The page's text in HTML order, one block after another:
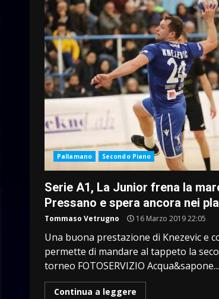
Pallamano Secondo Piano
Serie A1, La Junior frena la
Pressano e spera ancora nei
Tommaso Vetrugno 16 Marzo 2019 22:05
Una buona prestazione di Knezevic e
permette di mandare al tappeto la
torneo FOTOSERVIZIO Acqua&sapone...
Continua a leggere